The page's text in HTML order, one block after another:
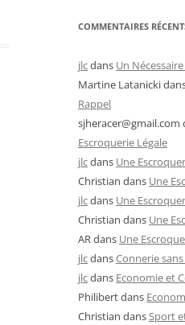
COMMENTAIRES
jlcdans Un
Martine Latanicki
Rappel
sjheracer@gmail.com
Escroquerie Légale
jlcdans Une
Christian dans Une
jlcdans Une
Christian dans Une
ARdans Une
jlcdansConnerie
jlcdans Economie et
Philibertdans
Christian dansSport